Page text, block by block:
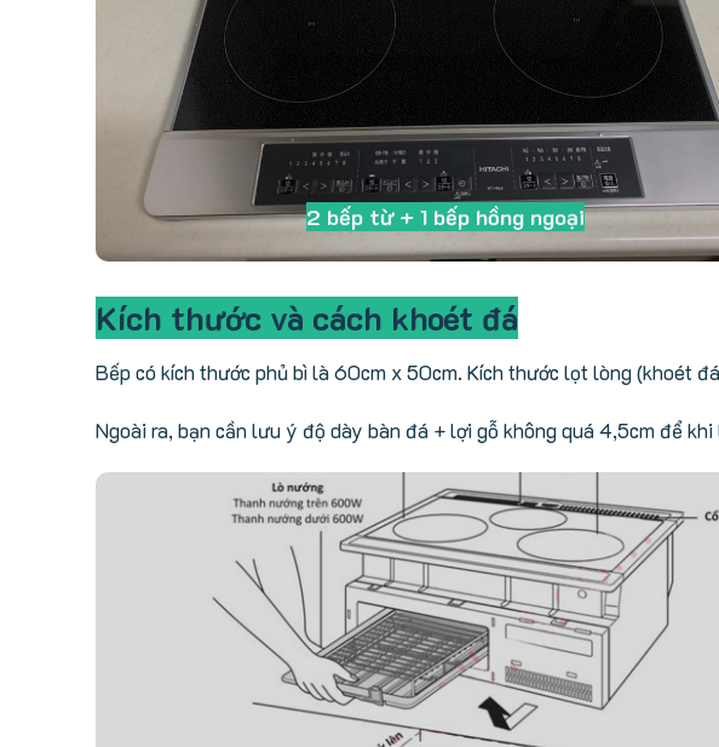
2 bếp từ + 1 bếp hồng ngoại
Kích thước và cách khoét đá
Bếp có kích thước phủ bì là 60cm x 50cm. Kích thước lọt lòng (khoét
Ngoài ra, bạn cần lưu ý độ dày bàn đá + lợi gỗ không quá 4,5cm để